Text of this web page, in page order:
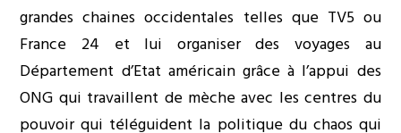
grandes chaines occidentales telles que TV5 ou
France 24 et lui organiser des voyages au
Département d’Etat américain grâce à l’appui des
ONG qui travaillent de mèche avec les centres du
pouvoir qui téléguident la politique du chaos qui